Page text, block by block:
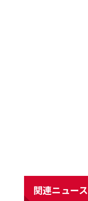
関連ニュース